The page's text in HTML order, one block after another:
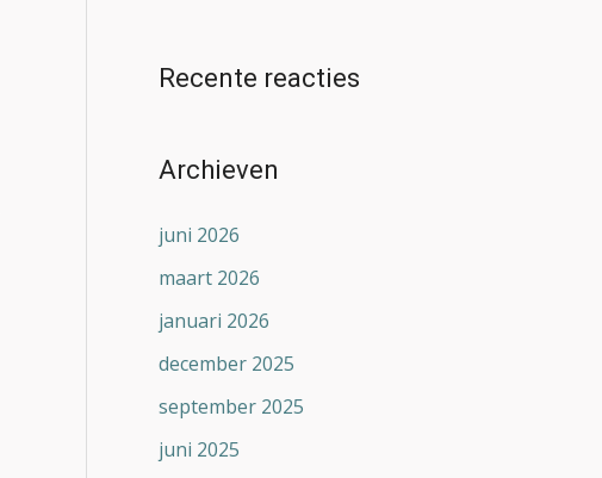
Recente reacties
Archieven
juni 2026
maart 2026
januari 2026
december 2025
september 2025
juni 2025